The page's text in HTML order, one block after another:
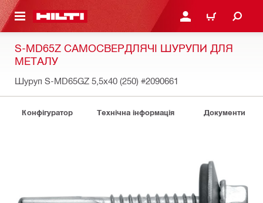
ЗМІСТУ УВІЙТИ АБО
КОШИК
S-MD65Z САМОСВЕРДЛЯЧІ ШУРУПИ ДЛЯ
МЕТАЛУ
Шуруп S-MD65GZ 5,5x40 (250) #2090661
Конфігуратор Технічна інформація Документи